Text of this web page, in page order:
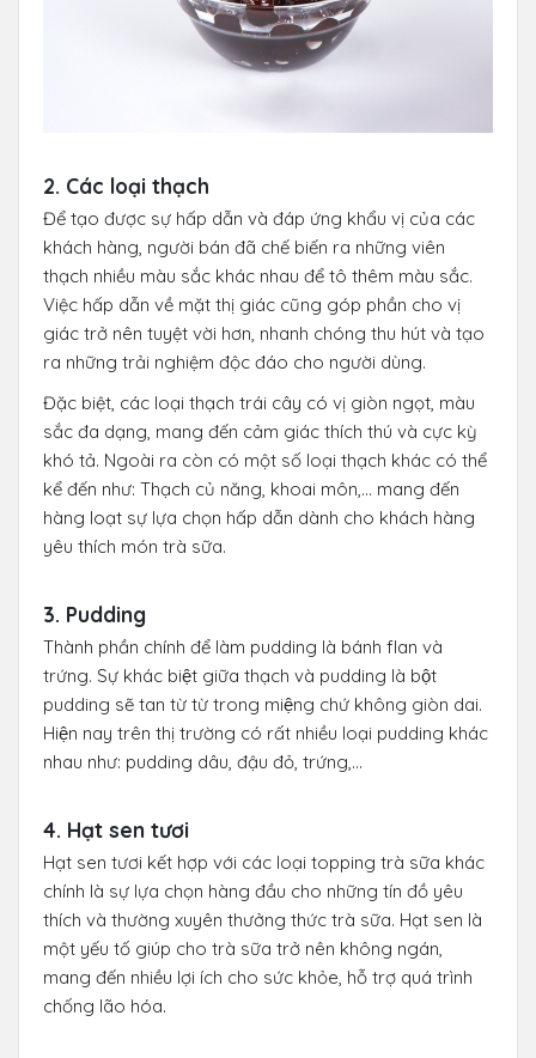
2. Các loại thạch
Để tạo được sự hấp dẫn và đáp ứng khẩu vị của các
khách hàng, người bán đã chế biến ra những viên
thạch nhiều màu sắc khác nhau để tô thêm màu sắc.
Việc hấp dẫn về mặt thị giác cũng góp phần cho vị
giác trở nên tuyệt vời hơn, nhanh chóng thu hút và tạo
ra những trải nghiệm độc đáo cho người dùng.
Đặc biệt, các loại thạch trái cây có vị giòn ngọt, màu
sắc đa dạng, mang đến cảm giác thích thú và cực kỳ
khó tả. Ngoài ra còn có một số loại thạch khác có thể
kể đến như: Thạch củ năng, khoai môn,... mang đến
hàng loạt sự lựa chọn hấp dẫn dành cho khách hàng
yêu thích món trà sữa.
3. Pudding
Thành phần chính để làm pudding là bánh flan và
trứng. Sự khác biệt giữa thạch và pudding là bột
pudding sẽ tan từ từ trong miệng chứ không giòn dai.
Hiện nay trên thị trường có rất nhiều loại pudding khác
nhau như: pudding dâu, đậu đỏ, trứng,...
4. Hạt sen tươi
Hạt sen tươi kết hợp với các loại topping trà sữa khác
chính là sự lựa chọn hàng đầu cho những tín đồ yêu
thích và thường xuyên thưởng thức trà sữa. Hạt sen là
một yếu tố giúp cho trà sữa trở nên không ngán,
mang đến nhiều lợi ích cho sức khỏe, hỗ trợ quá trình
chống lão hóa.